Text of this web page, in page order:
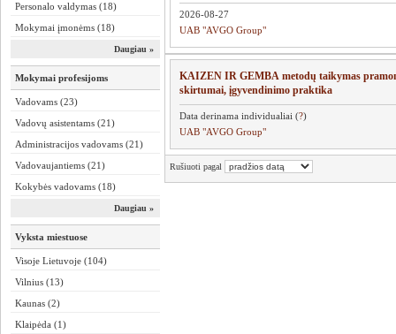
Personalo valdymas (18)
Mokymai įmonėms (18)
Daugiau »
Mokymai profesijoms
Vadovams (23)
Vadovų asistentams (21)
Administracijos vadovams (21)
Vadovaujantiems (21)
Kokybės vadovams (18)
Daugiau »
Vyksta miestuose
Visoje Lietuvoje (104)
Vilnius (13)
Kaunas (2)
Klaipėda (1)
2026-08-27
UAB "AVGO Group"
KAIZEN IR GEMBA metodų taikymas
skirtumai, įgyvendinimo praktika
Data derinama individualiai (?)
UAB "AVGO Group"
Rušiuoti pagal